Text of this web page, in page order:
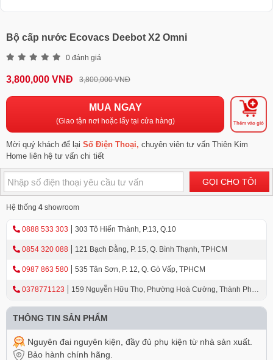
Bộ cấp nước Ecovacs Deebot X2 Omni
0 đánh giá
3,800,000 VNĐ 3,800,000 VNĐ
MUA NGAY
(Giao tận nơi hoặc lấy tại cửa hàng) Thêm vào giỏ
Mời quý khách để lại Số Điện Thoại, chuyên viên tư vấn Thiên Kim
Home liên hệ tư vấn chi tiết
GỌI CHO TÔI
Hệ thống 4 showroom
0888 533 303 303 Tô Hiến Thành, P.13, Q.10
0854 320 088 121 Bạch Đằng, P. 15, Q. Bình Thạnh, TPHCM
0987 863 580 535 Tân Sơn, P. 12, Q. Gò Vấp, TPHCM
0378771123
159 Nguyễn Hữu Thọ, Phường Hoà Cường, Thành Phố
THÔNG TIN SẢN PHẨM
Nguyên đai nguyên kiện, đầy đủ phụ kiện từ nhà sản xuất.
Bảo hành chính hãng.